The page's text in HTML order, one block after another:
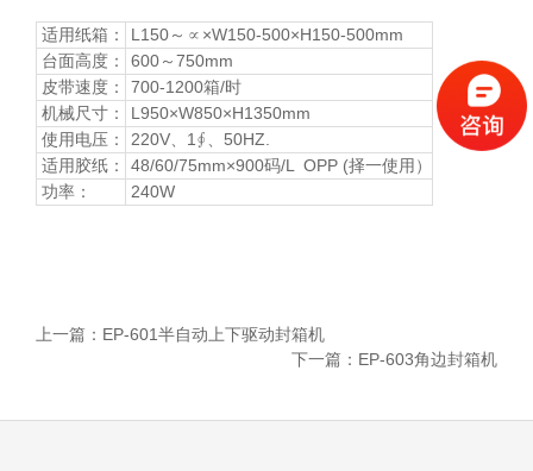
适用纸箱：
L150～∝×W150-500×H150-500mm
台面高度：
600～750mm
皮带速度：
700-1200箱/时
机械尺寸：
L950×W850×H1350mm
使用电压：
220V、1∮、50HZ.
适用胶纸：
48/60/75mm×900码/L OPP (择一使用）
功率 ： 240W
上一篇： EP-601半自动上下驱动封箱机
下一篇： EP-603角边封箱机